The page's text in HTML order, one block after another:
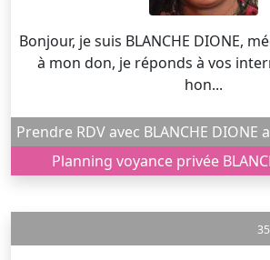
Bonjour, je suis BLANCHE DIONE,
à mon don, je réponds à vos
hon...
Planning voyance privée